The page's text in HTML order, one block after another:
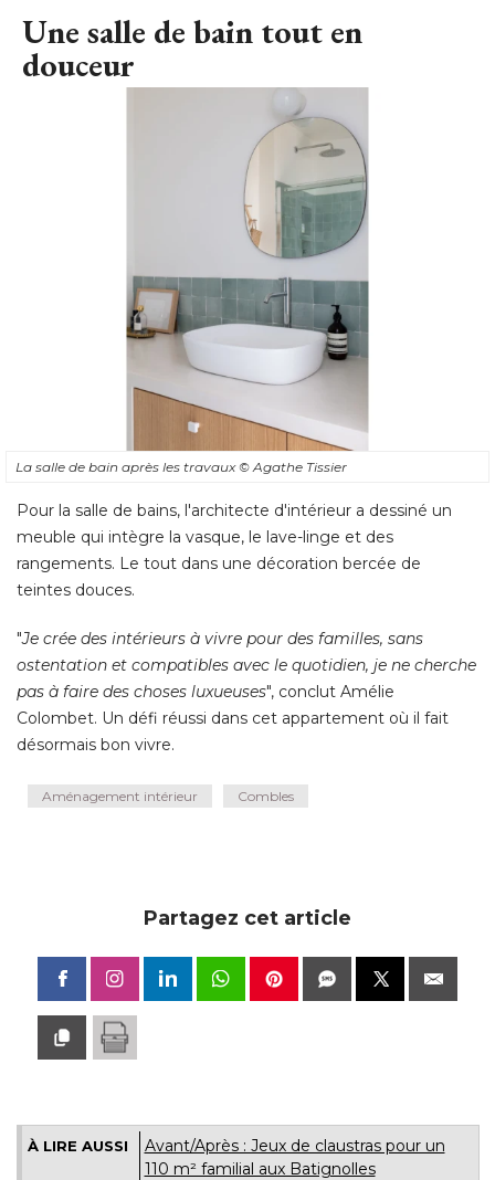
Une salle de bain tout en
douceur
La salle de bain après les travaux© Agathe Tissier
Pour la salle de bains, l'architecte d'intérieur a dessiné un
meuble qui intègre la vasque, le lave-linge et des
rangements. Le tout dans une décoration bercée de
teintes douces.
"Je crée des intérieurs à vivre pour des familles, sans
ostentation et compatibles avec le quotidien, je ne cherche
pas à faire des choses luxueuses", conclut Amélie
Colombet. Un défi réussi dans cet appartement où il fait
désormais bon vivre.
Aménagement intérieur Combles
Partagez cet article
À LIRE AUSSI
Avant/Après : Jeux de claustras pour un
110 m² familial aux Batignolles